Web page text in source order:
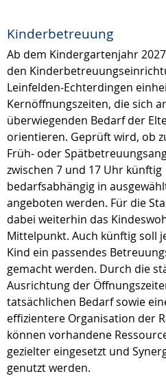
Kinderbetreuung
Ab dem Kindergartenjahr
den
Leinfelden-Echterdingen
Kernöffnungszeiten, die sich
überwiegenden Bedarf der
orientieren. Geprüft wird, ob
Früh- oder
zwischen 7 und 17 Uhr künftig
bedarfsabhängig in
angeboten werden. Für die
dabei weiterhin das
Mittelpunkt. Auch künftig soll
Kind ein passendes
gemacht werden. Durch die
Ausrichtung der
tatsächlichen Bedarf sowie
effizientere Organisation der
können vorhandene
gezielter eingesetzt und
genutzt werden.